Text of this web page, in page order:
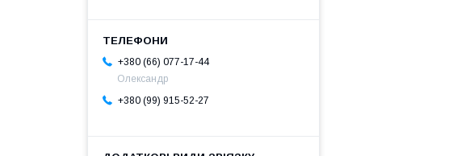
+380 (66) 077-17-44
Олександр
+380 (99) 915-52-27